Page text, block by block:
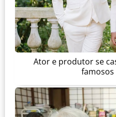
Ator e produtor se
famosos